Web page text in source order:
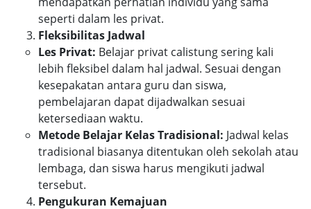
seperti dalam les privat.
Fleksibilitas Jadwal
Les Privat: Belajar privat calistung sering kali
lebih fleksibel dalam hal jadwal. Sesuai dengan
kesepakatan antara guru dan siswa,
pembelajaran dapat dijadwalkan sesuai
ketersediaan waktu.
Metode Belajar Kelas Tradisional: Jadwal kelas
tradisional biasanya ditentukan oleh sekolah atau
lembaga, dan siswa harus mengikuti jadwal
tersebut.
Pengukuran Kemajuan